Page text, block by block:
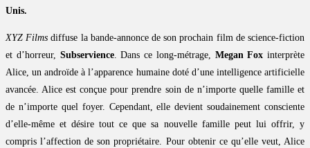
Unis.
XYZ Films diffuse la bande-annonce de son prochain film de science-fiction
et d’horreur, Subservience. Dans ce long-métrage, Megan Fox interprète
Alice, un androïde à l’apparence humaine doté d’une intelligence artificielle
avancée. Alice est conçue pour prendre soin de n’importe quelle famille et
de n’importe quel foyer. Cependant, elle devient soudainement consciente
d’elle-même et désire tout ce que sa nouvelle famille peut lui offrir, y
compris l’affection de son propriétaire. Pour obtenir ce qu’elle veut, Alice